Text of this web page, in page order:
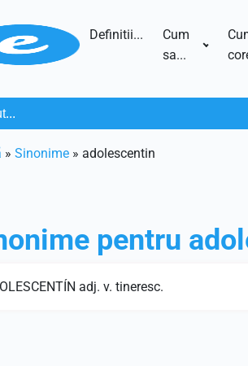
Definitii...
Cum
sa...
» Sinonime » adolescentin
pentru
adj. v. tineresc.